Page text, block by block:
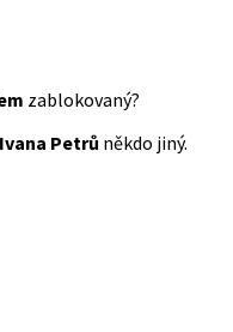
zablokovaný?
Ivana Petrů někdo jiný.